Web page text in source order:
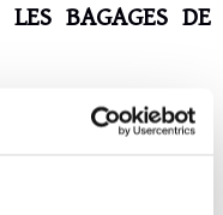
LES BAGAGES DE
leurs bagages de soute :